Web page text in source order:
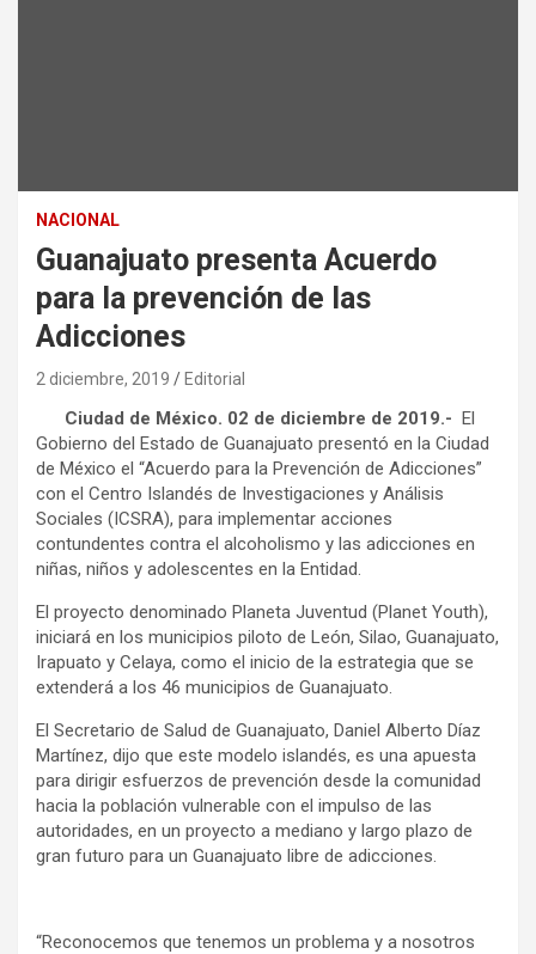
NACIONAL
Guanajuato presenta Acuerdo
para la prevención de las
Adicciones
2 diciembre, 2019 Editorial
Ciudad de México. 02 de diciembre de 2019.- El
Gobierno del Estado de Guanajuato presentó en la Ciudad
de México el “Acuerdo para la Prevención de Adicciones”
con el Centro Islandés de Investigaciones y Análisis
Sociales (ICSRA), para implementar acciones
contundentes contra el alcoholismo y las adicciones en
niñas, niños y adolescentes en la Entidad.
El proyecto denominado Planeta Juventud (Planet Youth),
iniciará en los municipios piloto de León, Silao, Guanajuato,
Irapuato y Celaya, como el inicio de la estrategia que se
extenderá a los 46 municipios de Guanajuato.
El Secretario de Salud de Guanajuato, Daniel Alberto Díaz
Martínez, dijo que este modelo islandés, es una apuesta
para dirigir esfuerzos de prevención desde la comunidad
hacia la población vulnerable con el impulso de las
autoridades, en un proyecto a mediano y largo plazo de
gran futuro para un Guanajuato libre de adicciones.
“Reconocemos que tenemos un problema y a nosotros